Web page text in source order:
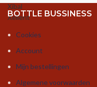
Xibal
Xellent
BOTTLE BUSSINESS
Cookies
Account
Mijn bestellingen
Algemene voorwaarden